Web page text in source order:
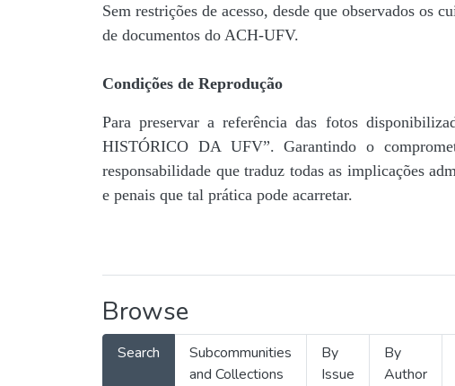
Sem restrições de acesso, desde que observados os
de documentos do ACH-UFV.
Condições de Reprodução
Para preservar a referência das fotos
HISTÓRICO DA UFV”. Garantindo o
responsabilidade que traduz todas as implicações
e penais que tal prática pode acarretar.
Browse
Search
Subcommunities
and Collections
By
Issue
By
Author